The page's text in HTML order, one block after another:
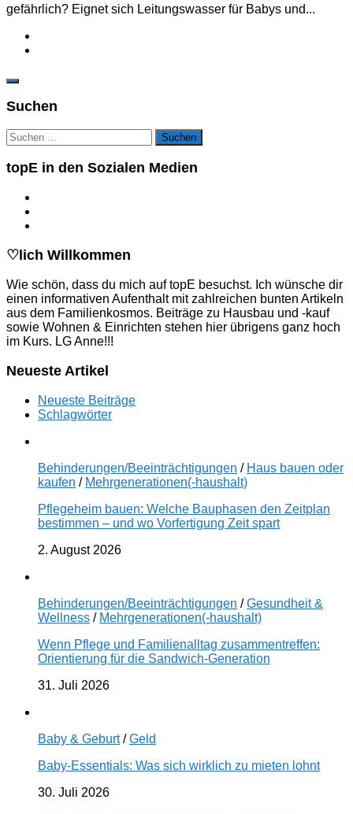
gefährlich? Eignet sich Leitungswasser für Babys und...
Suchen
Suchen
nach:
topE in den Sozialen Medien
♡lich Willkommen
Wie schön, dass du mich auf topE besuchst. Ich wünsche dir
einen informativen Aufenthalt mit zahlreichen bunten Artikeln
aus dem Familienkosmos. Beiträge zu Hausbau und -kauf
sowie Wohnen & Einrichten stehen hier übrigens ganz hoch
im Kurs. LG Anne!!!
Neueste Artikel
Neueste Beiträge
Schlagwörter
Behinderungen/Beeinträchtigungen / Haus bauen oder
kaufen / Mehrgenerationen(-haushalt)
Pflegeheim bauen: Welche Bauphasen den Zeitplan
bestimmen – und wo Vorfertigung Zeit spart
2. August 2026
Behinderungen/Beeinträchtigungen /Gesundheit &
Wellness / Mehrgenerationen(-haushalt)
Wenn Pflege und Familienalltag zusammentreffen:
Orientierung für die Sandwich-Generation
31. Juli 2026
Baby & Geburt/Geld
Baby-Essentials: Was sich wirklich zu mieten lohnt
30. Juli 2026